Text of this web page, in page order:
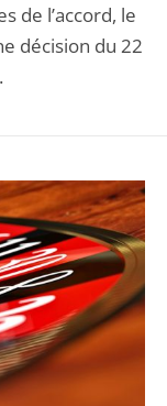
de l’accord, le
décision du 22